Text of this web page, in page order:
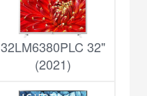
32LM6380PLC 32"
(2021)